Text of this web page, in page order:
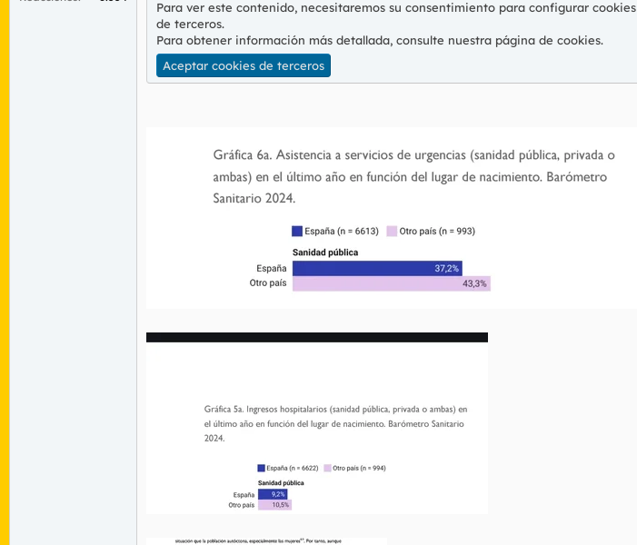
Para ver este contenido, necesitaremos su consentimiento para configurar cookies
de terceros.
Para obtener información más detallada, consulte nuestra página de cookies.
Aceptar cookies de terceros